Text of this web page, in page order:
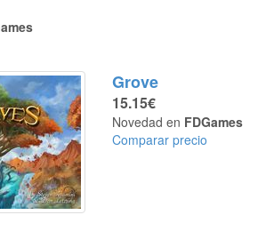
Grove
15.15€
Novedad en FDGames
Comparar precio